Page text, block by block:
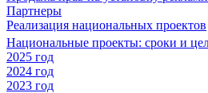
Партнеры
Реализация национальных проектов
Национальные проекты: сроки и
2025 год
2024 год
2023 год